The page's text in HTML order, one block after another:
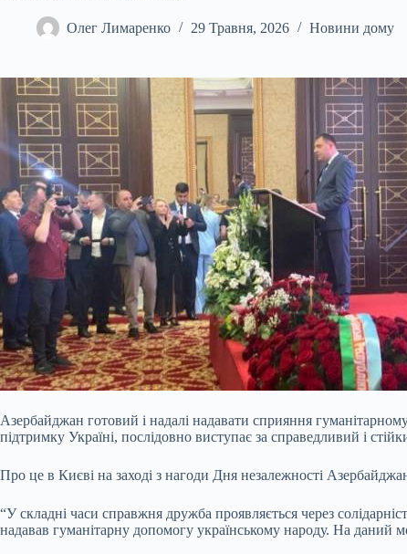
Олег Лимаренко 29 Травня, 2026 Новини дому
Азербайджан готовий і надалі надавати сприяння
підтримку Україні, послідовно виступає за справедливий і
Про це в Києві на заході з нагоди Дня незалежності
“Ускладні часи справжня дружба проявляється через
надавав гуманітарну допомогу українському народу. На даний